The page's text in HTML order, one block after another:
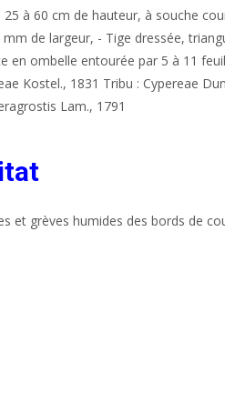
à 60 cm de hauteur, à souche
de largeur, - Tige dressée,
en ombelle entourée par 5 à 11
Kostel., 1831 Tribu : Cypereae
Lam., 1791
et grèves humides des bords de